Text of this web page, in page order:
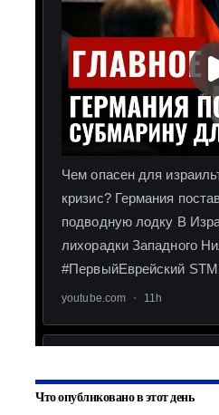
Что опубликовано в этот день